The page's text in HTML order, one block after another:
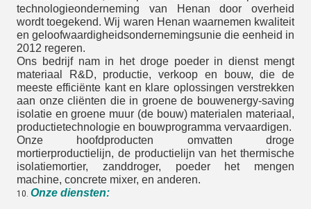
technologieonderneming van Henan door overheid
wordt toegekend. Wij waren Henan waarnemen kwaliteit
en geloofwaardigheidsondernemingsunie die eenheid in
2012 regeren.
Ons bedrijf nam in het droge poeder in dienst mengt
materiaal R&D, productie, verkoop en bouw, die de
meeste efficiënte kant en klare oplossingen verstrekken
aan onze cliënten die in groene de bouwenergy-saving
isolatie en groene muur (de bouw) materialen materiaal,
productietechnologie en bouwprogramma vervaardigen.
Onze hoofdproducten omvatten droge
mortierproductielijn, de productielijn van het thermische
isolatiemortier, zanddroger, poeder het mengen
machine, concrete mixer, en anderen.
10. Onze diensten: